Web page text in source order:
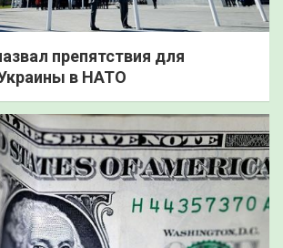
препятствия для
в НАТО